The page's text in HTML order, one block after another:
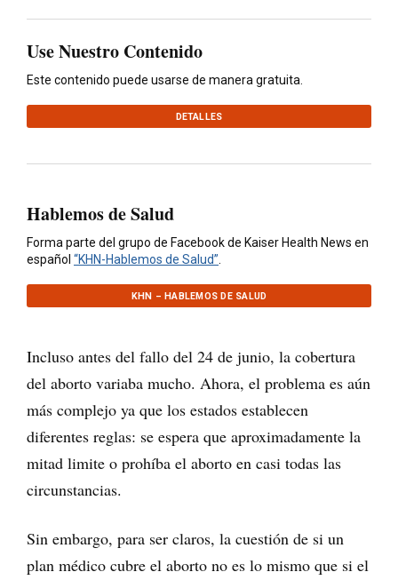
Use Nuestro Contenido
Este contenido puede usarse de manera gratuita.
DETALLES
Hablemos de Salud
Forma parte del grupo de Facebook de Kaiser Health News en
español “KHN-Hablemos de Salud”.
KHN – HABLEMOS DE SALUD
Incluso antes del fallo del 24 de junio, la cobertura
del aborto variaba mucho. Ahora, el problema es aún
más complejo ya que los estados establecen
diferentes reglas: se espera que aproximadamente la
mitad limite o prohíba el aborto en casi todas las
circunstancias.
Sin embargo, para ser claros, la cuestión de si un
plan médico cubre el aborto no es lo mismo que si el